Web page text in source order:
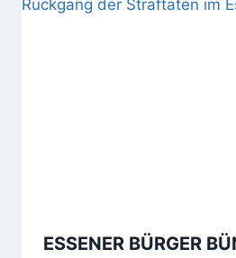
ESSENER BÜRGER